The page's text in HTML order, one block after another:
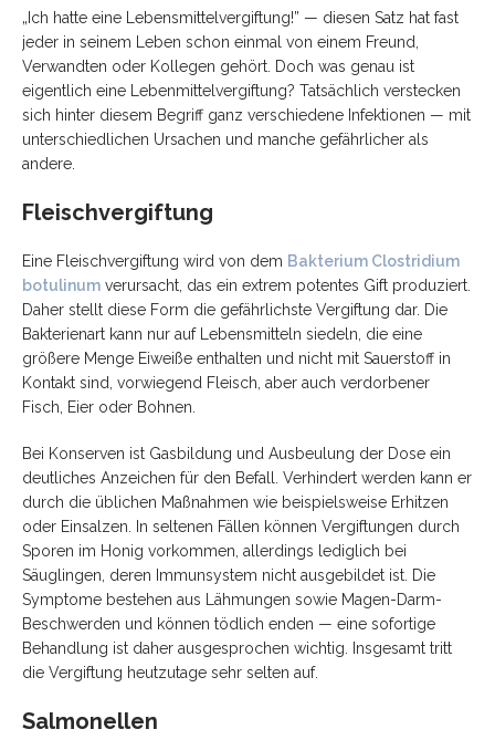
„Ich hatte eine Lebensmittelvergiftung!” — diesen Satz hat fast
jeder in seinem Leben schon einmal von einem Freund,
Verwandten oder Kollegen gehört. Doch was genau ist
eigentlich eine Lebenmittelvergiftung? Tatsächlich verstecken
sich hinter diesem Begriff ganz verschiedene Infektionen — mit
unterschiedlichen Ursachen und manche gefährlicher als
andere.
Fleischvergiftung
Eine Fleischvergiftung wird von dem Bakterium Clostridium
botulinum verursacht, das ein extrem potentes Gift produziert.
Daher stellt diese Form die gefährlichste Vergiftung dar. Die
Bakterienart kann nur auf Lebensmitteln siedeln, die eine
größere Menge Eiweiße enthalten und nicht mit Sauerstoff in
Kontakt sind, vorwiegend Fleisch, aber auch verdorbener
Fisch, Eier oder Bohnen.
Bei Konserven ist Gasbildung und Ausbeulung der Dose ein
deutliches Anzeichen für den Befall. Verhindert werden kann er
durch die üblichen Maßnahmen wie beispielsweise Erhitzen
oder Einsalzen. In seltenen Fällen können Vergiftungen durch
Sporen im Honig vorkommen, allerdings lediglich bei
Säuglingen, deren Immunsystem nicht ausgebildet ist. Die
Symptome bestehen aus Lähmungen sowie Magen-Darm-
Beschwerden und können tödlich enden — eine sofortige
Behandlung ist daher ausgesprochen wichtig. Insgesamt tritt
die Vergiftung heutzutage sehr selten auf.
Salmonellen